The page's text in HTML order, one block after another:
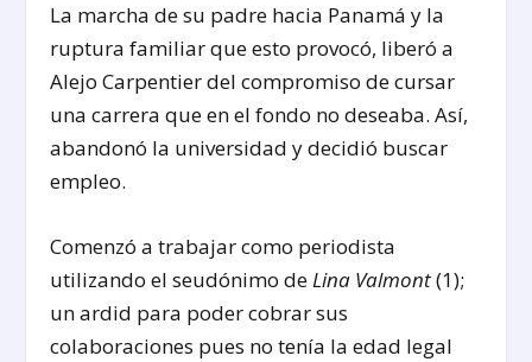
La marcha de su padre hacia Panamá y la
ruptura familiar que esto provocó, liberó a
Alejo Carpentier del compromiso de cursar
una carrera que en el fondo no deseaba. Así,
abandonó la universidad y decidió buscar
empleo.
Comenzó a trabajar como periodista
utilizando el seudónimo deLina Valmont(1);
un ardid para poder cobrar sus
colaboraciones pues no tenía la edad legal